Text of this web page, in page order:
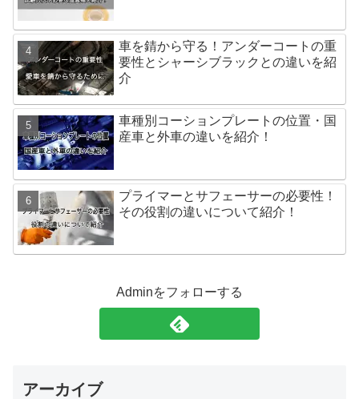
車を錆から守る！アンダーコートの重
要性とシャーシブラックとの違いを紹
介
車種別コーションプレートの位置・国
産車と外車の違いを紹介！
プライマーとサフェーサーの必要性！
その役割の違いについて紹介！
Adminをフォローする
アーカイブ